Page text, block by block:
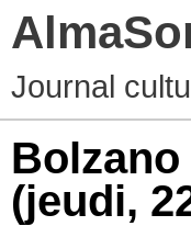
Journal
(jeudi,